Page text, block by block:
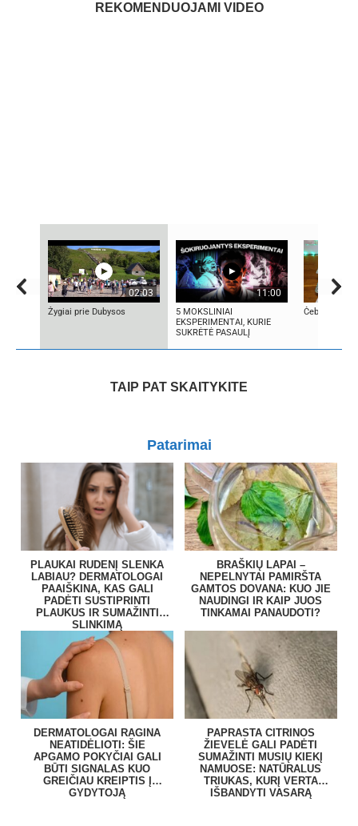
REKOMENDUOJAMI VIDEO
02:03
Žygiai prie Dubysos
11:00
5 MOKSLINIAI
EKSPERIMENTAI, KURIE
SUKRĖTĖ PASAULĮ
Čeburėkai
TAIP PAT SKAITYKITE
Patarimai
PLAUKAI RUDENĮ SLENKA
LABIAU? DERMATOLOGAI
PAAIŠKINA, KAS GALI
PADĖTI SUSTIPRINTI
PLAUKUS IR SUMAŽINTI
SLINKIMĄ
BRAŠKIŲ LAPAI –
NEPELNYTAI PAMIRŠTA
GAMTOS DOVANA: KUO JIE
NAUDINGI IR KAIP JUOS
TINKAMAI PANAUDOTI?
DERMATOLOGAI RAGINA
NEATIDĖLIOTI: ŠIE
APGAMO POKYČIAI GALI
BŪTI SIGNALAS KUO
GREIČIAU KREIPTIS Į
GYDYTOJĄ
PAPRASTA CITRINOS
ŽIEVELĖ GALI PADĖTI
SUMAŽINTI MUSIŲ KIEKĮ
NAMUOSE: NATŪRALUS
TRIUKAS, KURĮ VERTA
IŠBANDYTI VASARĄ